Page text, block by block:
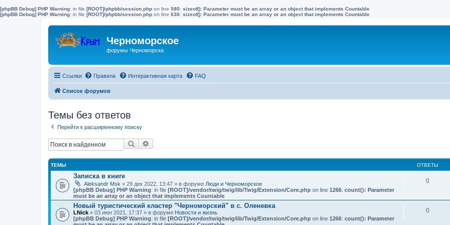
[phpBB Debug] PHP Warning: in file [ROOT]/phpbb/session.php on line 580: sizeof(): Parameter must be an array or an object that implements Countable
[phpBB Debug] PHP Warning: in file [ROOT]/phpbb/session.php on line 636: sizeof(): Parameter must be an array or an object that implements Countable
Черноморское
форумы Черноморска
Ссылки Правила Интерактивная карта FAQ
Список форумов
Темы без ответов
Перейти к расширенному поиску
Поиск
ТЕМЫ ОТВЕТЫ
Записка в книге
Aleksandr Msk » 29 дек 2022, 13:47 » в форуме Люди и Черноморское
[phpBB Debug] PHP Warning: in file [ROOT]/vendor/twig/twig/lib/Twig/Extension/Core.php on line 1266: count(): Parameter
must be an array or an object that implements Countable
0
Новый туристический кластер "Черноморский" в с. Оленевка
LNick » 03 июн 2021, 17:37 » в форуме Новости и жизнь
[phpBB Debug] PHP Warning: in file [ROOT]/vendor/twig/twig/lib/Twig/Extension/Core.php on line 1266: count(): Parameter
0